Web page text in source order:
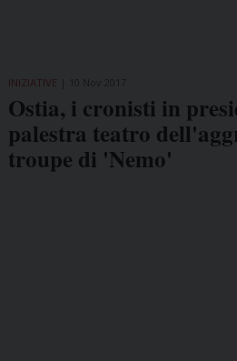
INIZIATIVE
Ostia, i cronisti in
palestra teatro
troupe di 'Nemo'